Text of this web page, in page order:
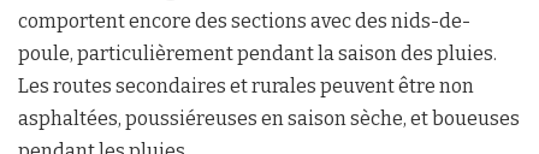
comportent encore des sections avec des nids-de-
poule, particulièrement pendant la saison des pluies.
Les routes secondaires et rurales peuvent être non
asphaltées, poussiéreuses en saison sèche, et boueuses